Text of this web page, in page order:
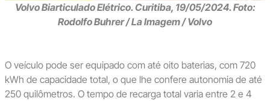
Volvo Biarticulado Elétrico. Curitiba, 19/05/2024. Foto:
Rodolfo Buhrer / La Imagem / Volvo
O veículo pode ser equipado com até oito baterias, com 720
kWh de capacidade total, o que lhe confere autonomia de até
250 quilômetros. O tempo de recarga total varia entre 2 e 4